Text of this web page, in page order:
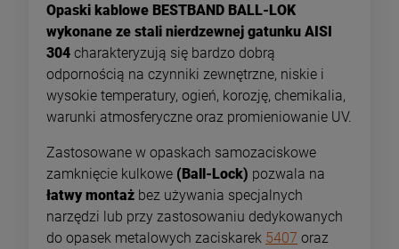
Opaski kablowe BESTBAND BALL-LOK
wykonane ze stali nierdzewnej gatunku AISI
304 charakteryzują się bardzo dobrą
odpornością na czynniki zewnętrzne, niskie i
wysokie temperatury, ogień, korozję, chemikalia,
warunki atmosferyczne oraz promieniowanie UV.
Zastosowane w opaskach samozaciskowe
zamknięcie kulkowe (Ball-Lock) pozwala na
łatwy montaż bez używania specjalnych
narzędzi lub przy zastosowaniu dedykowanych
do opasek metalowych zaciskarek 5407 oraz